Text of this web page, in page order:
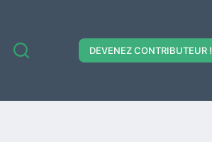
DEVENEZ CONTRIBUTEUR !